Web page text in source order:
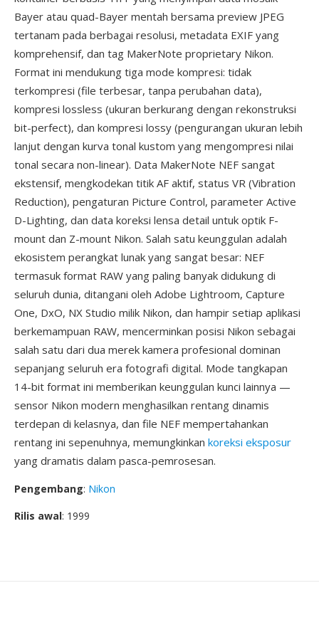
Bayer atau quad-Bayer mentah bersama preview JPEG
tertanam pada berbagai resolusi, metadata EXIF yang
komprehensif, dan tag MakerNote proprietary Nikon.
Format ini mendukung tiga mode kompresi: tidak
terkompresi (file terbesar, tanpa perubahan data),
kompresi lossless (ukuran berkurang dengan rekonstruksi
bit-perfect), dan kompresi lossy (pengurangan ukuran lebih
lanjut dengan kurva tonal kustom yang mengompresi nilai
tonal secara non-linear). Data MakerNote NEF sangat
ekstensif, mengkodekan titik AF aktif, status VR (Vibration
Reduction), pengaturan Picture Control, parameter Active
D-Lighting, dan data koreksi lensa detail untuk optik F-
mount dan Z-mount Nikon. Salah satu keunggulan adalah
ekosistem perangkat lunak yang sangat besar: NEF
termasuk format RAW yang paling banyak didukung di
seluruh dunia, ditangani oleh Adobe Lightroom, Capture
One, DxO, NX Studio milik Nikon, dan hampir setiap aplikasi
berkemampuan RAW, mencerminkan posisi Nikon sebagai
salah satu dari dua merek kamera profesional dominan
sepanjang seluruh era fotografi digital. Mode tangkapan
14-bit format ini memberikan keunggulan kunci lainnya —
sensor Nikon modern menghasilkan rentang dinamis
terdepan di kelasnya, dan file NEF mempertahankan
rentang ini sepenuhnya, memungkinkan koreksi eksposur
yang dramatis dalam pasca-pemrosesan.
Pengembang: Nikon
Rilis awal: 1999